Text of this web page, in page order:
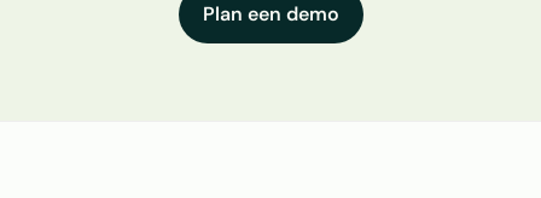
Plan een demo